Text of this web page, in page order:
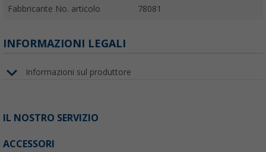
Fabbricante No. articolo 78081
INFORMAZIONI LEGALI
Informazioni sul produttore
IL NOSTRO SERVIZIO
ACCESSORI